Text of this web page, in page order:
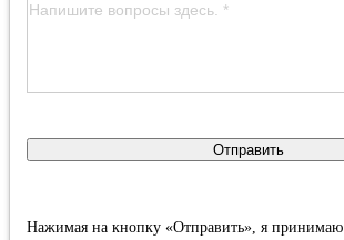
Отправить
Нажимая на кнопку «Отправить», я принимаю